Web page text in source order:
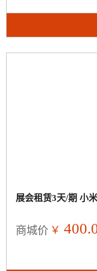
展会租赁3天/期 小
商城价 ￥